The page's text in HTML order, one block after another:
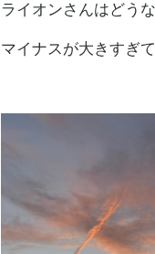
ライオンさんはどう
マイナスが大きすぎ